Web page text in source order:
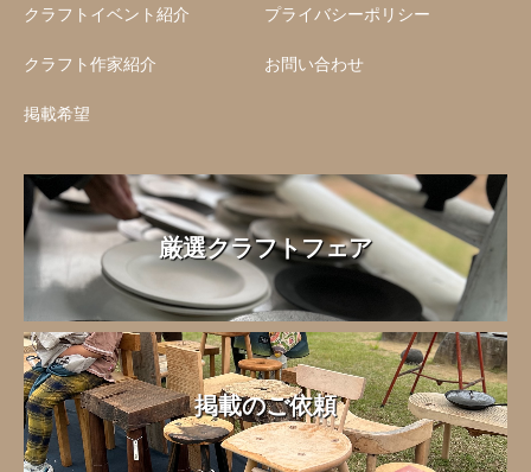
クラフトイベント紹介
クラフト作家紹介
掲載希望
プライバシーポリシー
お問い合わせ
厳選クラフトフェア
掲載のご依頼